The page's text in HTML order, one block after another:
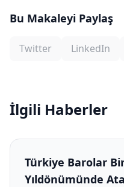
Bu Makaleyi Paylaş
Twitter LinkedIn
İlgili Haberler
Türkiye Barolar
Yıldönümünde